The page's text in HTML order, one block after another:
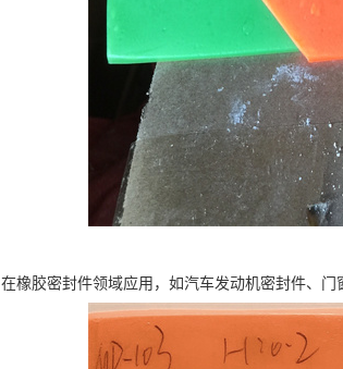
在橡胶密封件领域应用，如汽车发动机密封件、